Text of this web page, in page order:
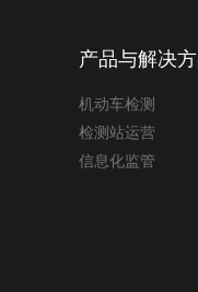
产品与解决
机动车检测
检测站运营
信息化监管